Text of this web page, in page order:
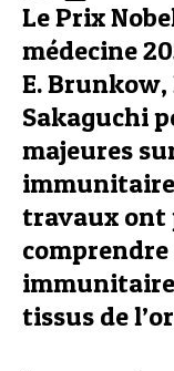
Le Prix
médecine
E.
Sakaguchi
majeures
immunitaire
travaux ont
immunitaire
tissus de